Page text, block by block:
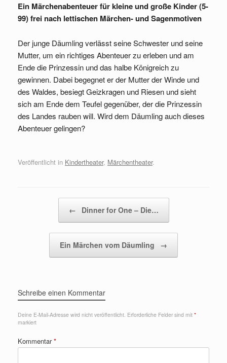
Ein Märchenabenteuer für kleine und große Kinder (5-
99) frei nach lettischen Märchen- und Sagenmotiven
Der junge Däumling verlässt seine Schwester und seine
Mutter, um ein richtiges Abenteuer zu erleben und am
Ende die Prinzessin und das halbe Königreich zu
gewinnen. Dabei begegnet er der Mutter der Winde und
des Waldes, besiegt Geizkragen und Riesen und sieht
sich am Ende dem Teufel gegenüber, der die Prinzessin
des Landes rauben will. Wird dem Däumling auch dieses
Abenteuer gelingen?
Veröffentlicht in Kindertheater, Märchentheater.
← Dinner for One – Die…
Ein Märchen vom Däumling →
Schreibe einen Kommentar
Deine E-Mail-Adresse wird nicht veröffentlicht. Erforderliche Felder sind mit *
markiert
Kommentar*